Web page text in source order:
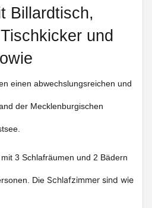
Billardtisch,
und
einen abwechslungsreichen und
der Mecklenburgischen
3 Schlafräumen und 2 Bädern
Die Schlafzimmer sind wie